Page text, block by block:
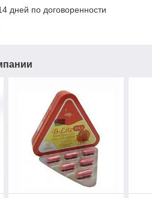
дней по договоренности